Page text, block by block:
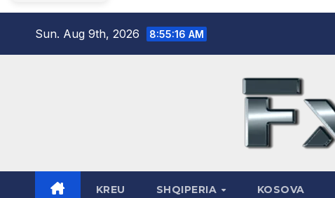
Sun. Aug 9th, 2026 8:55:17 AM
KREU SHQIPERIA KOSOVA